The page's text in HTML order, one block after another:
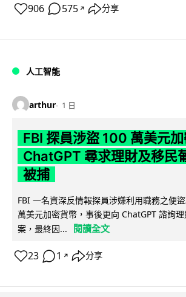
906 575 ↗ 分享
人工智能
arthur 1 日
FBI 探員涉盜 100 萬美元
ChatGPT 尋求理財及移民
被捕
FBI 一名資深反情報探員涉嫌利用職務之便
萬美元加密貨幣，事後更向 ChatGPT 諮詢
案，最終因...
閱讀全文
23 1 ↗ 分享